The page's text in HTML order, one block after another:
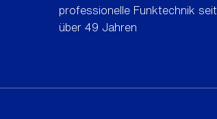
professionelle Funktechnik seit
über 49 Jahren